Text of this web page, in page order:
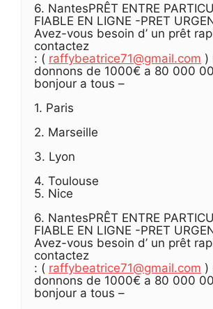
6. NantesPRÊT ENTRE
FIABLE EN LIGNE -PRET
Avez-vous besoin d’ un prêt
contactez
: ( raffybeatrice71@gmail.com )
donnons de 1000€ a 80 000
bonjour a tous –
1. Paris
2. Marseille
3. Lyon
4. Toulouse
5. Nice
6. NantesPRÊT ENTRE
FIABLE EN LIGNE -PRET
Avez-vous besoin d’ un prêt
contactez
: ( raffybeatrice71@gmail.com )
donnons de 1000€ a 80 000
bonjour a tous –